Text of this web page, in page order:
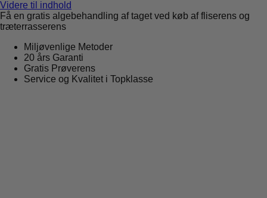
Videre til indhold
Få en gratis algebehandling af taget ved køb af fliserens og
træterrasserens
Miljøvenlige Metoder
20 års Garanti
Gratis Prøverens
Service og Kvalitet i Topklasse